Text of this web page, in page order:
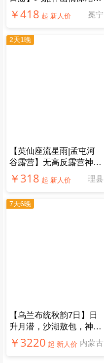
勒，传唱千年孟获城
￥418 起 新人价 冕宁
2天1晚
【​英仙座流星雨|孟屯河
谷露营】无高反露营神仙
地！雪山星空森林溪流，
品尝特色藏式火锅
￥318 起 新人价 理县
7天6晚
【乌兰布统秋韵7日】日
升月潜，沙湖敖包，神仙
秋景！
￥3220 起 新人价 内蒙古